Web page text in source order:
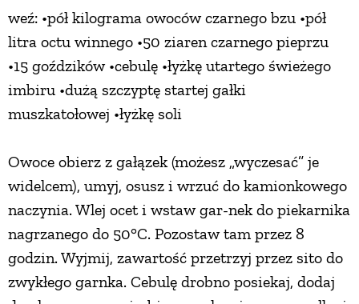
weź: •pół kilograma owoców czarnego bzu •pół
litra octu winnego •50 ziaren czarnego pieprzu
•15 goździków •cebulę •łyżkę utartego świeżego
imbiru •dużą szczyptę startej gałki
muszkatołowej •łyżkę soli
Owoce obierz z gałązek (możesz „wyczesać” je
widelcem), umyj, osusz i wrzuć do kamionkowego
naczynia. Wlej ocet i wstaw gar-nek do piekarnika
nagrzanego do 50°C. Pozostaw tam przez 8
godzin. Wyjmij, zawartość przetrzyj przez sito do
zwykłego garnka. Cebulę drobno posiekaj, dodaj